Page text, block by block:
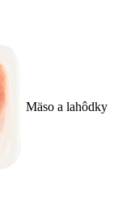
Mäso a lahôdky